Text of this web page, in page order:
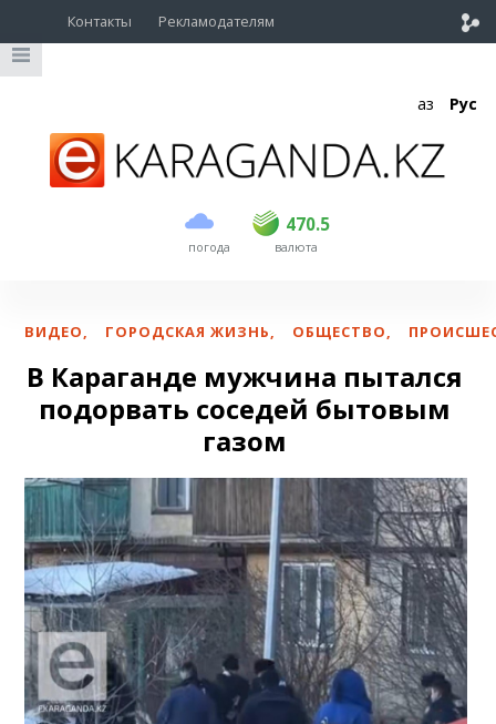
Контакты Рекламодателям
Қаз Рус
погода
470.5
USD 469.5 470.5
EUR валюта
ВИДЕО, ГОРОДСКАЯ ЖИЗНЬ, ОБЩЕСТВО,
В Караганде мужчина пытался
подорвать соседей бытовым
газом